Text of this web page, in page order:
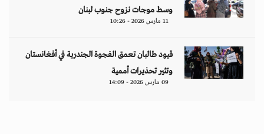
وسط موجات نزوح جنوب لبنان
11 مارس 2026 - 10:26
قيود طالبان تعمق الفجوة الجندرية في أفغانستان
وتثير تحذيرات أممية
09 مارس 2026 - 14:09